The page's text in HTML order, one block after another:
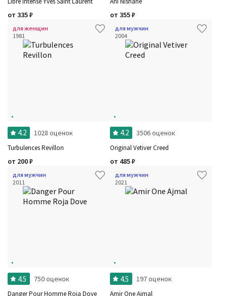
от 335₽ от 355₽
для женщин
1981
4.2 1028 оценок
Turbulences Revillon
от 200₽
для мужчин
2004
4.2 3506 оценок
Original Vetiver Creed
от 485₽
для мужчин
2011
4.5 750 оценок
Danger Pour Homme Roja Dove
для мужчин
2021
4.5 197 оценок
Amir One Ajmal